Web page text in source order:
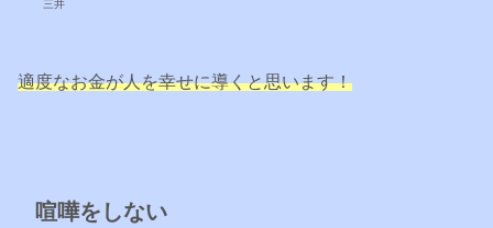
三井
適度なお金が人を幸せに導くと思います！
喧嘩をしない